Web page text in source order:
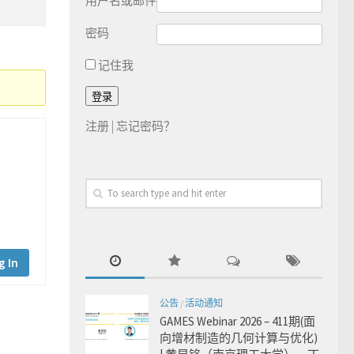
In
密码
记住我
注册 | 忘记密码？
公告 /活动通知
GAMES Webinar 2026 – 411期(面
向增材制造的几何计算与优化)